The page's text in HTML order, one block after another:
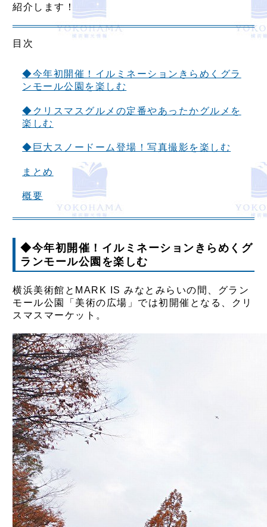
紹介します！
目次
◆今年初開催！イルミネーションきらめくグラ
ンモール公園を楽しむ
◆クリスマスグルメの定番やあったかグルメを
楽しむ
◆巨大スノードーム登場！写真撮影を楽しむ
まとめ
概要
◆今年初開催！イルミネーションきらめくグ
ランモール公園を楽しむ
横浜美術館とMARK IS みなとみらいの間、グラン
モール公園「美術の広場」では初開催となる、クリ
スマスマーケット。